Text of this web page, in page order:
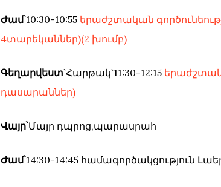
Ժամ՝10:30-10:55 երաժշտական
4տարեկաններ)(2 խումբ)
Գեղարվեստ`Հարթակ`11:30-12:15
դասարաններ)
Վայր՝Մայր դպրոց,պարասրահ
Ժամ՝14:30-14:45 համագործակցություն